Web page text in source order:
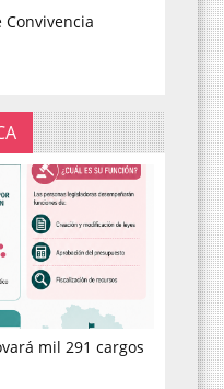
Convivencia
mil 291 cargos